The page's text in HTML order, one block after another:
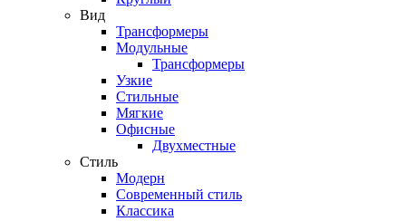
Вид
Трансформеры
Модульные
Трансформеры
Узкие
Стильные
Мягкие
Офисные
Двухместные
Стиль
Модерн
Современный стиль
Классика